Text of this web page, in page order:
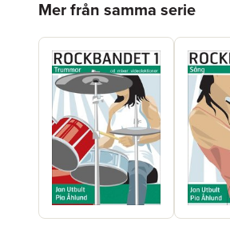
Mer från samma serie